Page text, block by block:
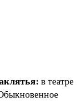
в театре